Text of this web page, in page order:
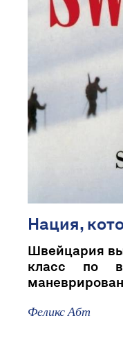
Нация,
Швейцария
класс по
Феликс Абт